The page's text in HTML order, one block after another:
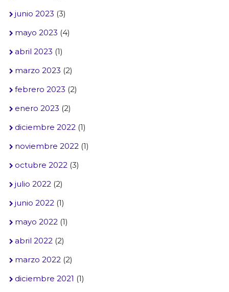
junio 2023 (3)
mayo 2023 (4)
abril 2023 (1)
marzo 2023 (2)
febrero 2023 (2)
enero 2023 (2)
diciembre 2022(1)
noviembre 2022(1)
octubre 2022(3)
julio 2022(2)
junio 2022(1)
mayo 2022(1)
abril 2022(2)
marzo 2022(2)
diciembre 2021 (1)